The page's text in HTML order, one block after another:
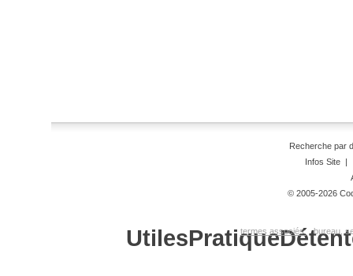
Recherche par
Infos Site|
© 2005-2026
termes associés: bureau,
UtilesPratique